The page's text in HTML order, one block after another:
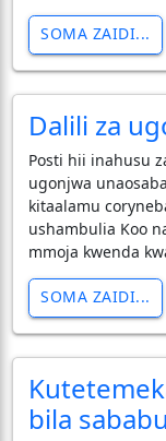
SOMA ZAIDI...
Dalili za
Posti hii inahusu
ugonjwa
kitaalamu
ushambulia Koo
mmoja kwenda
SOMA ZAIDI...
bila